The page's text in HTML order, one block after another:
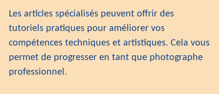
Les articles spécialisés peuvent offrir des
tutoriels pratiques pour améliorer vos
compétences techniques et artistiques. Cela vous
permet de progresser en tant que photographe
professionnel.